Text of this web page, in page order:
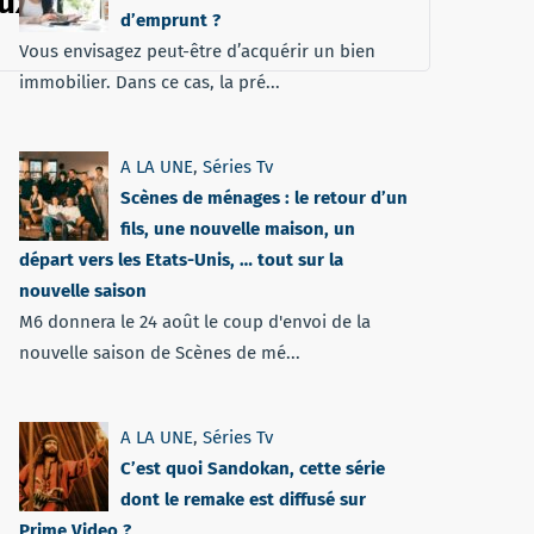
d’emprunt ?
Vous envisagez peut-être d’acquérir un bien
immobilier. Dans ce cas, la pré...
A LA UNE, Séries Tv
Scènes de ménages : le retour d’un
fils, une nouvelle maison, un
départ vers les Etats-Unis, … tout sur la
nouvelle saison
M6 donnera le 24 août le coup d'envoi de la
nouvelle saison de Scènes de mé...
A LA UNE, Séries Tv
C’est quoi Sandokan, cette série
dont le remake est diffusé sur